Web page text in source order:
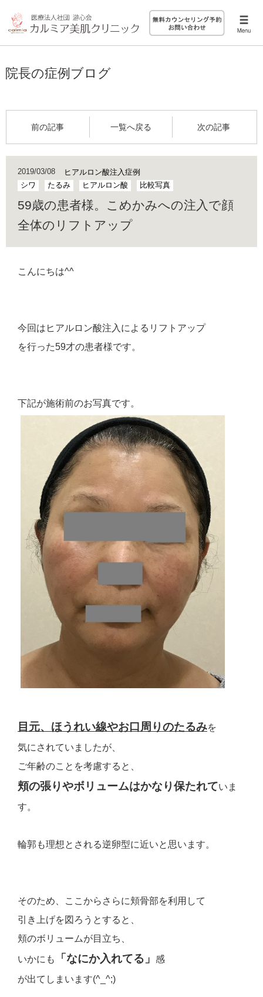
院長の症例ブログ
前の記事 一覧へ戻る 次の記事
2019/03/08
ヒアルロン酸注入症例
シワ
たるみ ヒアルロン酸 比較写真
59歳の患者様。こめかみへの注入で顔
全体のリフトアップ
こんにちは^^
今回はヒアルロン酸注入によるリフトアップ
を行った59才の患者様です。
下記が施術前のお写真です。
目元、ほうれい線やお口周りのたるみを
気にされていましたが、
ご年齢のことを考慮すると、
頬の張りやボリュームはかなり保たれていま
す。
輪郭も理想とされる逆卵型に近いと思います。
そのため、ここからさらに頬骨部を利用して
引き上げを図ろうとすると、
頬のボリュームが目立ち、
いかにも
「なにか入れてる」 感
が出てしまいます(^_^;)